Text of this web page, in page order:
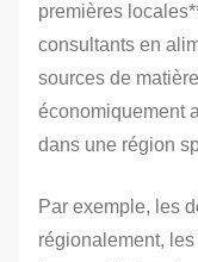
premières
consultants en
sources de
économiquement
dans une région
Par exemple, les
régionalement,